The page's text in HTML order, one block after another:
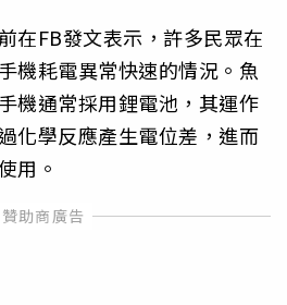
在FB發文表示，許多民眾在
機耗電異常快速的情況。魚
機通常採用鋰電池，其運作
化學反應產生電位差，進而
用。